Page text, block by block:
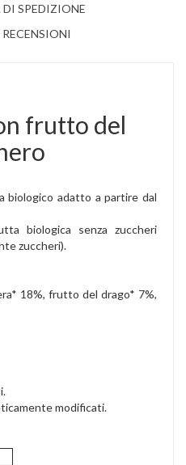
SPEDIZIONE
RECENSIONI
frutto del
biologico adatto a partire dal
biologica senza zuccheri
zuccheri).
18%, frutto del drago* 7%,
modificati.